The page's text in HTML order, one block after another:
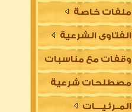
ملفات خاصة
الفتاوى الشرعية
وقفات مع مناسبات
مصطلحات شرعية
المــرئـيــــات